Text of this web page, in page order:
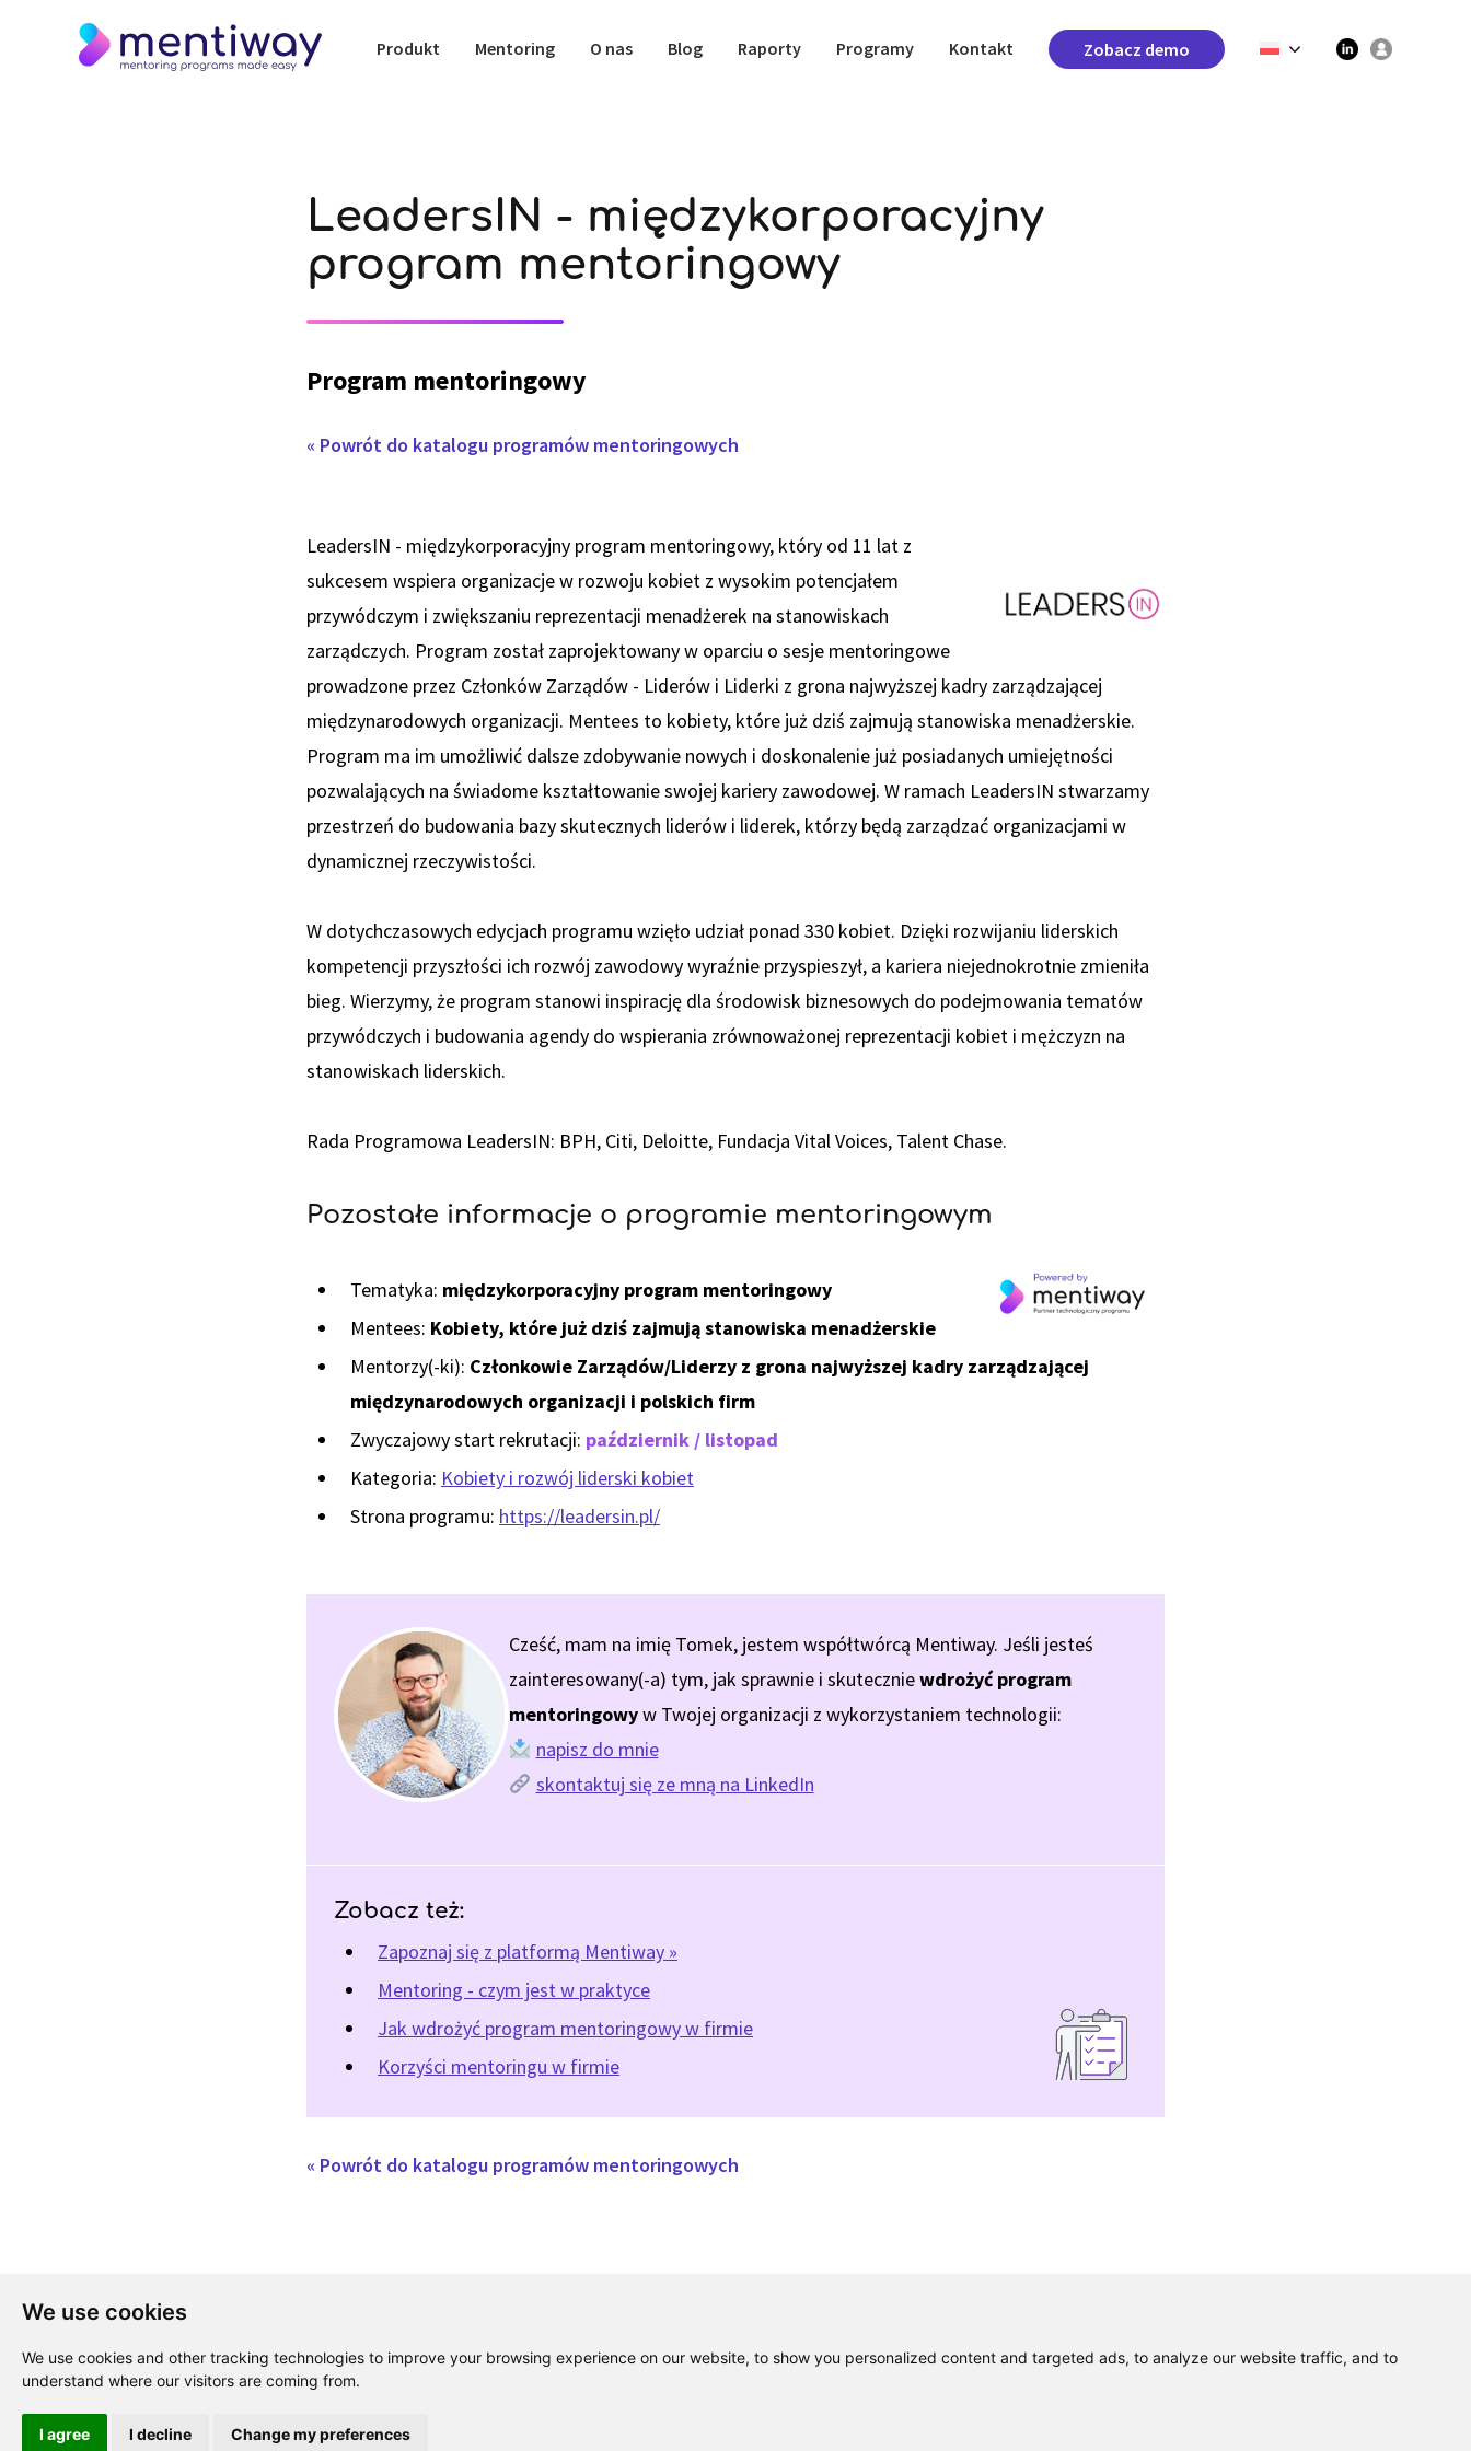
We use cookies
We use cookies and other tracking technologies to improve your browsing experience on our website, to show you personalized content and targeted ads, to analyze our website traffic, and to
understand where our visitors are coming from.
I agree I decline Change my preferences
Produkt Mentoring O nas Blog Raporty Programy Kontakt Zobacz demo
LeadersIN - międzykorporacyjny
program mentoringowy
Program mentoringowy
« Powrót do katalogu programów mentoringowych
LeadersIN - międzykorporacyjny program mentoringowy, który od 11 lat z
sukcesem wspiera organizacje w rozwoju kobiet z wysokim potencjałem
przywódczym i zwiększaniu reprezentacji menadżerek na stanowiskach
zarządczych. Program został zaprojektowany w oparciu o sesje mentoringowe
prowadzone przez Członków Zarządów - Liderów i Liderki z grona najwyższej kadry zarządzającej
międzynarodowych organizacji. Mentees to kobiety, które już dziś zajmują stanowiska menadżerskie.
Program ma im umożliwić dalsze zdobywanie nowych i doskonalenie już posiadanych umiejętności
pozwalających na świadome kształtowanie swojej kariery zawodowej. W ramach LeadersIN stwarzamy
przestrzeń do budowania bazy skutecznych liderów i liderek, którzy będą zarządzać organizacjami w
dynamicznej rzeczywistości.
W dotychczasowych edycjach programu wzięło udział ponad 330 kobiet. Dzięki rozwijaniu liderskich
kompetencji przyszłości ich rozwój zawodowy wyraźnie przyspieszył, a kariera niejednokrotnie zmieniła
bieg. Wierzymy, że program stanowi inspirację dla środowisk biznesowych do podejmowania tematów
przywódczych i budowania agendy do wspierania zrównoważonej reprezentacji kobiet i mężczyzn na
stanowiskach liderskich.
Rada Programowa LeadersIN: BPH, Citi, Deloitte, Fundacja Vital Voices, Talent Chase.
Pozostałe informacje o programie mentoringowym
Tematyka: międzykorporacyjny program mentoringowy
Mentees: Kobiety, które już dziś zajmują stanowiska menadżerskie
Mentorzy(-ki): Członkowie Zarządów/Liderzy z grona najwyższej kadry zarządzającej
międzynarodowych organizacji i polskich firm
Zwyczajowy start rekrutacji: październik / listopad
Kategoria: Kobiety i rozwój liderski kobiet
Strona programu: https://leadersin.pl/
Cześć, mam na imię Tomek, jestem współtwórcą Mentiway. Jeśli jesteś
zainteresowany(-a) tym, jak sprawnie i skuteczniewdrożyć program
mentoringowyw Twojej organizacji z wykorzystaniem technologii:
napisz do mnie
skontaktuj się ze mną na LinkedIn
Zobacz też:
Zapoznaj się z platformą Mentiway »
Mentoring - czym jest w praktyce
Jak wdrożyć program mentoringowy w firmie
Korzyści mentoringu w firmie
« Powrót do katalogu programów mentoringowych